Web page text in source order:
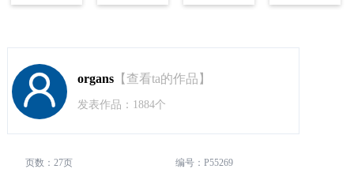
organs【查看ta的作品】
发表作品：1884个
页数：27页 编号：P55269